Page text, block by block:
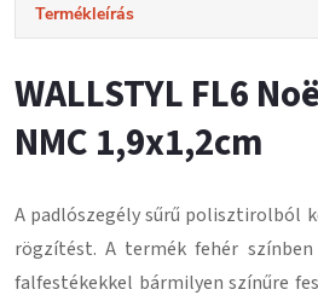
Termékleírás
WALLSTYL FL6
NMC 1,9x1,2cm
A padlószegélysűrű polisztirolból
rögzítést. A termék fehér
falfestékekkel bármilyen színűre